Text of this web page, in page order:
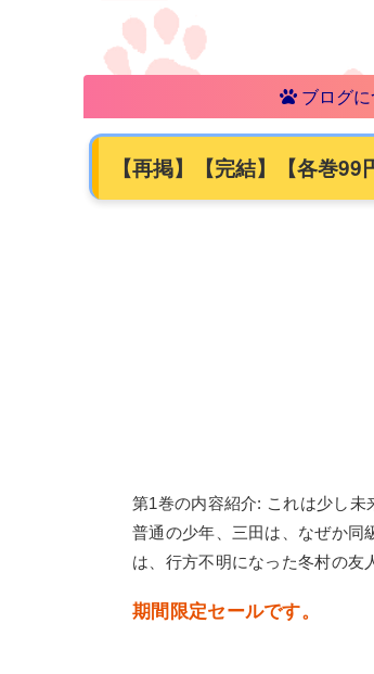
ブログ
【再掲】【完結】【各巻
第1巻の内容紹介: これは少し未
普通の少年、三田は、なぜか同
は、行方不明になった冬村の
期間限定セールです。